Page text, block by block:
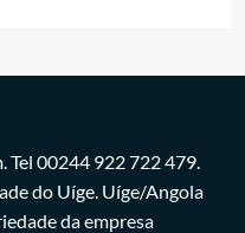
Tel 00244 922 722 479.
do Uíge. Uíge/Angola
da empresa